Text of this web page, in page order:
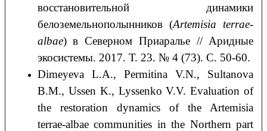
восстановительной динамики
белоземельнополынников (Artemisia terrae-
albae) в Северном Приаралье // Аридные
экосистемы. 2017. Т. 23. № 4 (73). С. 50-60.
Dimeyeva L.A., Permitina V.N., Sultanova
B.M., Ussen K., Lyssenko V.V. Evaluation of
the restoration dynamics of the Artemisia
terrae-albae communities in the Northern part